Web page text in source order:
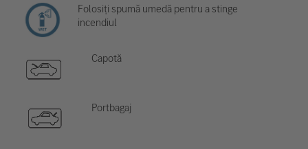
Folosiți spumă umedă pentru a stinge
incendiul
Capotă
Portbagaj